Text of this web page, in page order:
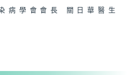
病學會會長 關日華醫生